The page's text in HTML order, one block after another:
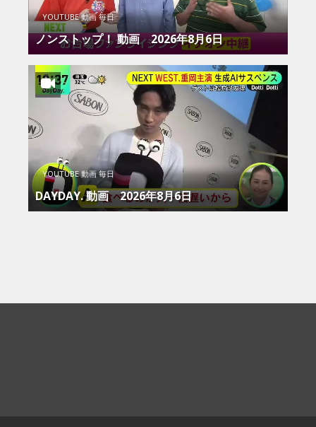
YOUTUBE 動画 毎日
ノンストップ！ 動画 2026年8月6日
YOUTUBE 動画 毎日
DAYDAY. 動画 2026年8月6日